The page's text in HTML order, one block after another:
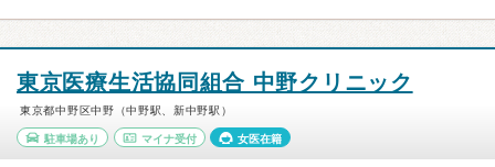
東京医療生活協同組合 中野クリニック
東京都中野区中野（中野駅、新中野駅）
駐車場あり マイナ受付 女医在籍